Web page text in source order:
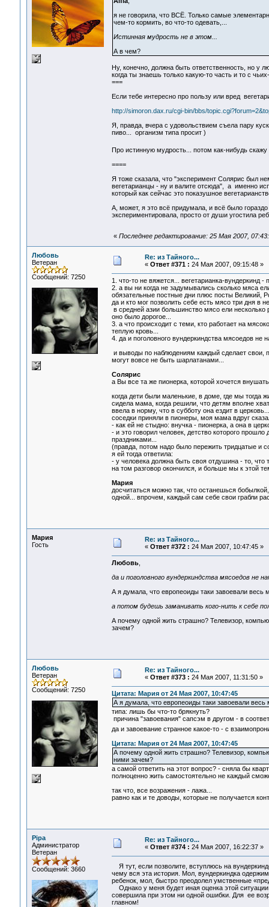
я не говорила, что ВСЁ. Только самые
чем-то кормить, во что-то одевать,...
Истинная мудрость не в этом...
А в чем?
Ну, конечно, должна быть ответственность, но у
когда ты знаешь только какую-то часть и то с
===
Если тебе интересно про пользу или вред
http://simoron.dax.ru/cgi-bin/bbs/
Я, правда, вчера с удовольствием съела пару
пиво... организм типа просит )
Про истинную мудрость... потом как-нибудь скажу
====
Я тоже сказала, что "эксперимент Солярис был
вегетарианцы - ну и валите отсюда", а именно
который как сейчас это показушное
А, может, я это всё придумала, и всё было
экспериментировала, просто от души угостила
« Последнее редактирование: 25 Мая 2007,
Любовь
Ветеран
Сообщений: 7250
Re: из Тайного...
« Ответ #371 : 24 Мая 2007, 09:15:48 »
1. что-то не вяжется... вегетарианка-вундеркинд
2. а вы ни когда не задумывались сколько мяса
обязательные постные дни плюс посты Великий,
да и кто мог позволить себе есть мясо три дня в
в средней азии большинство мясо ели
оно было дорогое...
3. а что происходит с теми, кто работает на
теплую кровь...
4. да и поголовного вундеркиндства мясоедов не
и выводы по наблюдениям каждый сделает свои,
могут вовсе не быть шарлатанами...
Солярис
а Вы все та же пионерка, которой хочется
когда дети были маленькие, в доме, где мы тогда
сидела мама, когда решили, что детям вполне
ввела в норму, что в субботу она ездит в
соседки приняли в пионеры, моя мама вдруг
- как ей не стыдно: внучка - пионерка, а она в
- и это говорил человек, детство которого
праздниками...
(правда, потом надо было пережить тридцатые и
я ей тогда ответила:
- у человека должна быть своя отдушина - то, что
на том разговор окончился, и больше мы к этой
Мария
досчитаться можно так, что останешься
одной... впрочем, каждый сам себе свои грабли
Мария
Гость
Re: из Тайного...
« Ответ #372 : 24 Мая 2007, 10:47:45 »
Любовь,
да и поголовного вундеркиндства мясоедов не
А я думала, что европеоиды таки завоевали
а потом будешь заманивать кого-нить к себе
А почему одной жить страшно? Телевизор,
зачем?
Любовь
Ветеран
Сообщений: 7250
Re: из Тайного...
« Ответ #373 : 24 Мая 2007, 11:31:50 »
Цитата: Мария от 24 Мая 2007, 10:47:45
А я думала, что европеоиды таки завоевали
типа: лишь бы что-то брякнуть?
причина "завоевания" сапсэм в другом - в
да и завоевание странное какое-то - с
Цитата: Мария от 24 Мая 2007, 10:47:45
А почему одной жить страшно? Телевизор,
ними зачем?
а самой ответить на этот вопрос? - сняла бы
полноценно жить самостоятельно не каждый
так что, все возражения - лажа...
равно как и те доводы, которые не получается
Pipa
Администратор
Ветеран
Сообщений: 3660
Re: из Тайного...
« Ответ #374 : 24 Мая 2007, 16:22:37 »
Я тут, если позволите, вступлюсь на
чему вся эта история. Мол, вундеркиндка
ребенок, мол, быстро преодолел умственные
Однако у меня будет иная оценка этой
совершила при этом ни одной ошибки. Для ее
главном!